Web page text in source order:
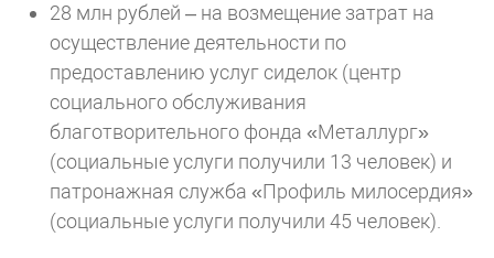
28 млн рублей – на возмещение затрат на
осуществление деятельности по
предоставлению услуг сиделок (центр
социального обслуживания
благотворительного фонда «Металлург»
(социальные услуги получили 13 человек) и
патронажная служба «Профиль милосердия»
(социальные услуги получили 45 человек).